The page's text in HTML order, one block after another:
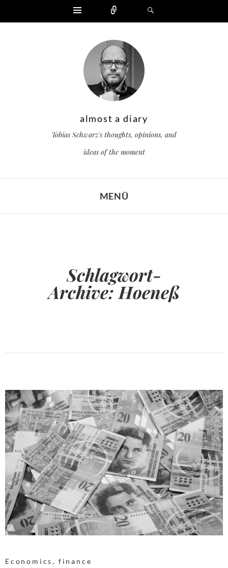
Widgets
almost a diary
Tobias Schwarz's thoughts, opinions, and
ideas of the moment
MENÜ
Schlagwort-
Archive:Hoeneß
Economics, finance